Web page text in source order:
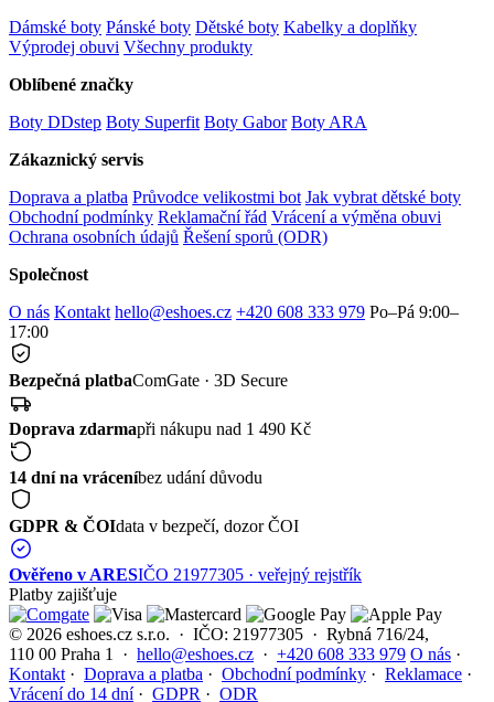
Dámské boty Pánské boty Dětské boty Kabelky a doplňky
Výprodej obuvi Všechny produkty
Oblíbené značky
Boty DDstep Boty Superfit Boty Gabor Boty ARA
Zákaznický servis
Doprava a platba Průvodce velikostmi bot Jak vybrat dětské boty
Obchodní podmínky Reklamační řád Vrácení a výměna obuvi
Ochrana osobních údajů Řešení sporů (ODR)
Společnost
O nás Kontakt hello@eshoes.cz +420 608 333 979 Po–Pá 9:00–
17:00
Bezpečná platbaComGate · 3D Secure
Doprava zdarmapři nákupu nad 1 490 Kč
14 dní na vráceníbez udání důvodu
GDPR & ČOIdata v bezpečí, dozor ČOI
Ověřeno v ARESIČO 21977305 · veřejný rejstřík
Platby zajišťuje
© 2026 eshoes.cz s.r.o. · IČO: 21977305 · Rybná 716/24,
110 00 Praha 1 · hello@eshoes.cz · +420 608 333 979 O nás ·
Kontakt · Doprava a platba · Obchodní podmínky · Reklamace ·
Vrácení do 14 dní· GDPR · ODR